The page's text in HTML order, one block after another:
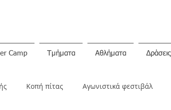
Camp Τμήματα Αθλήματα Δράσεις
Κοπή πίτας Αγωνιστικά φεστιβάλ